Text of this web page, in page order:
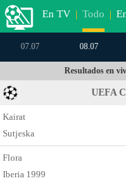
En TV | Todo |
07.07 08.07
Resultados en
UEFA
Kairat
Sutjeska
Flora
Iberia 1999